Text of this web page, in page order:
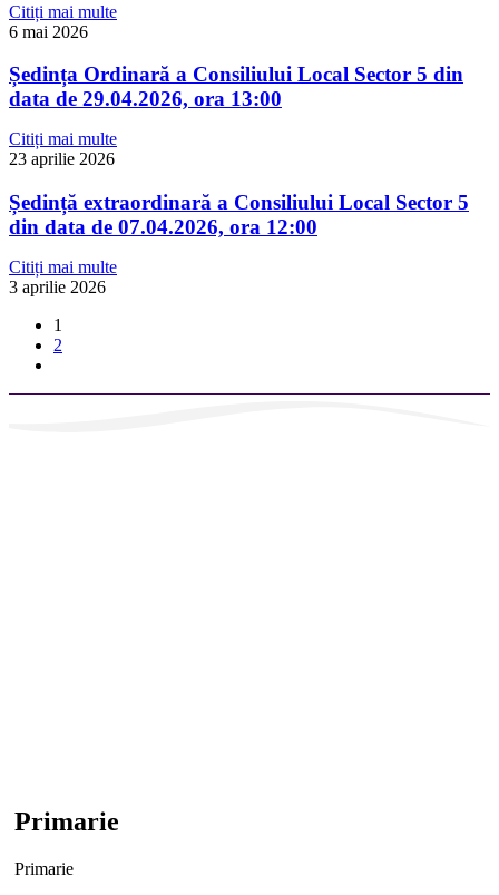
Citiți mai multe
6 mai 2026
Ședința Ordinară a Consiliului Local Sector 5 din
data de 29.04.2026, ora 13:00
Citiți mai multe
23 aprilie 2026
Ședință extraordinară a Consiliului Local Sector 5
din data de 07.04.2026, ora 12:00
Citiți mai multe
3 aprilie 2026
1
2
Primarie
Primarie